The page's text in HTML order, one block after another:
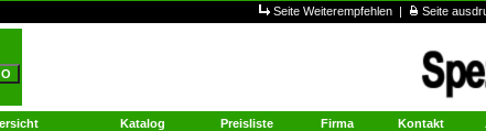
Seite Weiterempfehlen | Seite
Katalog Preisliste Firma Kontakt